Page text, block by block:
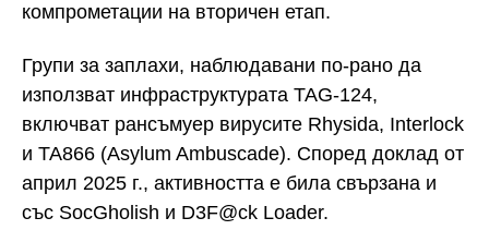
компрометации на вторичен етап.
Групи за заплахи, наблюдавани по-рано да
използват инфраструктурата TAG-124,
включват рансъмуер вирусите Rhysida, Interlock
и TA866 (Asylum Ambuscade). Според доклад от
април 2025 г., активността е била свързана и
със SocGholish и D3F@ck Loader.